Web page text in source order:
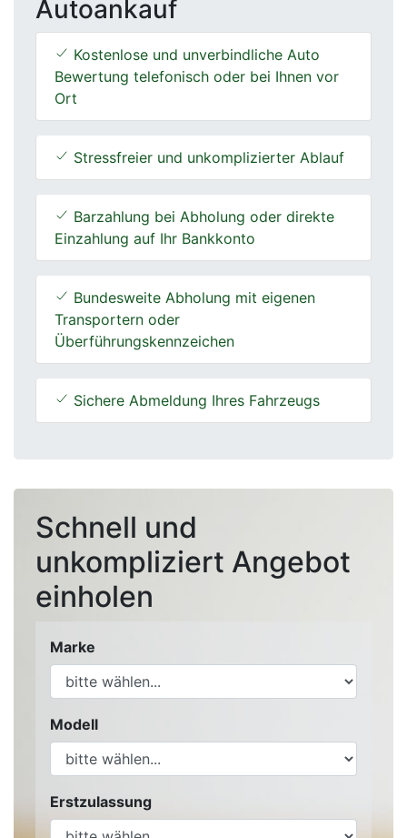
Autoankauf
Kostenlose und unverbindliche Auto
Bewertung telefonisch oder bei Ihnen vor
Ort
Stressfreier und unkomplizierter Ablauf
Barzahlung bei Abholung oder direkte
Einzahlung auf Ihr Bankkonto
Bundesweite Abholung mit eigenen
Transportern oder
Überführungskennzeichen
Sichere Abmeldung Ihres Fahrzeugs
Schnell und
unkompliziert Angebot
einholen
Marke
Modell
Erstzulassung